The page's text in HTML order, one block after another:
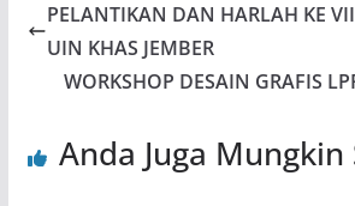
PELANTIKAN DAN HARLAH KE
UIN KHAS JEMBER
WORKSHOP DESAIN GRAFIS
Anda Juga Mungkin